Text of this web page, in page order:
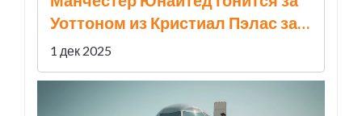
Уоттоном из Кристиал Пэлас за
€80 млн, но цена и
сопротивление клуба ставят под
1 дек 2025